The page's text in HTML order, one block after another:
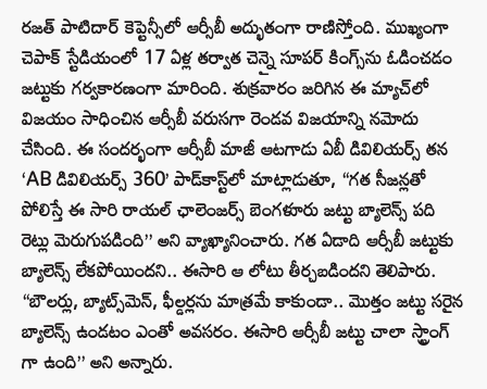
రజత్ పాటిదార్ కెప్టెన్సీలో ఆర్సీబీ అద్భుతంగా రాణిస్తోంది. ముఖ్యంగా
చెపాక్ స్టేడియంలో 17 ఏళ్ల తర్వాత చెన్నై సూపర్ కింగ్స్‌ను ఓడించడం
జట్టుకు గర్వకారణంగా మారింది. శుక్రవారం జరిగిన ఈ మ్యాచ్‌లో
విజయం సాధించిన ఆర్సీబీ వరుసగా రెండవ విజయాన్ని నమోదు
చేసింది. ఈ సందర్భంగా ఆర్సీబీ మాజీ ఆటగాడు ఏబీ డివిలియర్స్ తన
‘AB డివిలియర్స్ 360’ పాడ్‌కాస్ట్‌లో మాట్లాడుతూ, “గత సీజన్లతో
పోలిస్తే ఈ సారి రాయల్ ఛాలెంజర్స్ బెంగళూరు జట్టు బ్యాలెన్స్ పది
రెట్లు మెరుగుపడింది” అని వ్యాఖ్యానించారు. గత ఏడాది ఆర్సీబీ జట్టుకు
బ్యాలెన్స్ లేకపోయిందని.. ఈసారి ఆ లోటు తీర్చబడిందని తెలిపారు.
“బౌలర్లు, బ్యాట్స్‌మెన్, ఫీల్డర్లను మాత్రమే కాకుండా.. మొత్తం జట్టు సరైన
బ్యాలెన్స్ ఉండటం ఎంతో అవసరం. ఈసారి ఆర్సీబీ జట్టు చాలా స్ట్రాంగ్
గా ఉంది” అని అన్నారు.